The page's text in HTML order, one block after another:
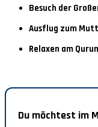
Besuch der
Ausflug zum
Relaxen am
Du möchtest im